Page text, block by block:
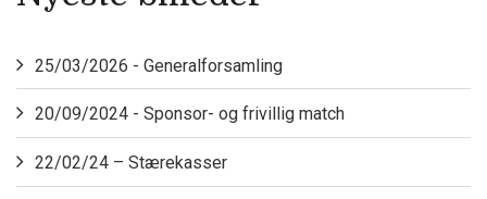
25/03/2026 - Generalforsamling
20/09/2024 - Sponsor- og frivillig match
22/02/24 – Stærekasser